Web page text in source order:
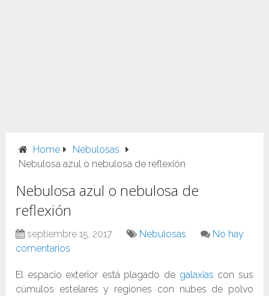
Home
Nebulosas
Nebulosa azul o nebulosa de reflexión
Nebulosa azul o nebulosa de
reflexión
septiembre 15, 2017 Nebulosas
No hay
comentarios
El espacio exterior está plagado de galaxias con sus
cúmulos estelares y regiones con nubes de polvo